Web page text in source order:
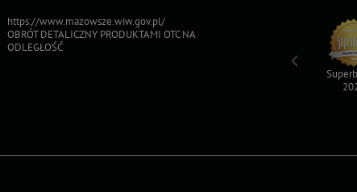
https://www.mazowsze.wiw.gov.pl/
OBRÓT DETALICZNY PRODUKTAMI OTC NA
ODLEGŁOŚĆ